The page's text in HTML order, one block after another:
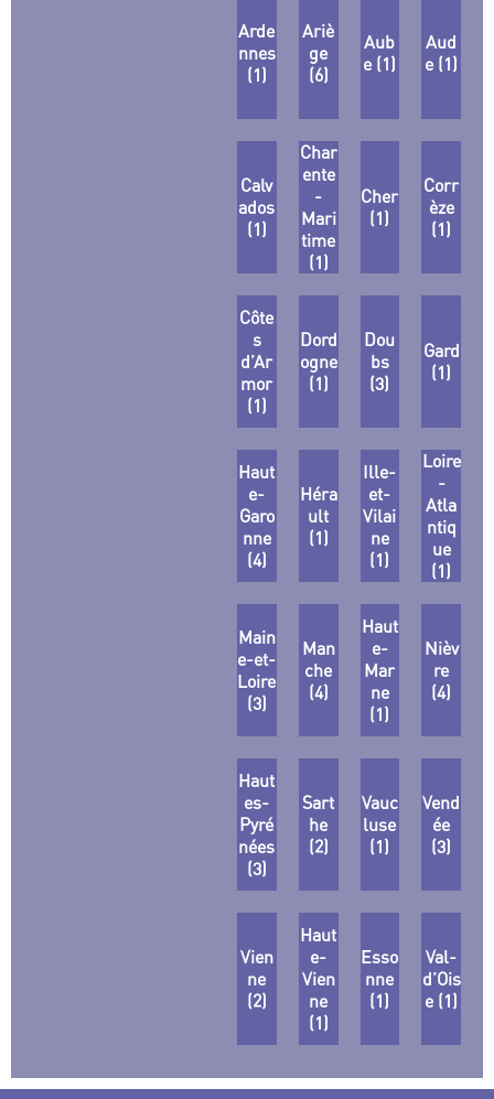
Arde
nnes
(1)
Ariè
ge
(6)
Aub
e (1)
Aud
e (1)
Calv
ados
(1)
Char
ente
-
Mari
time
(1)
Cher
(1)
Corr
èze
(1)
Côte
s
d’Ar
mor
(1)
Dord
ogne
(1)
Dou
bs
(3)
Gard
(1)
Haut
e-
Garo
nne
(4)
Héra
ult
(1)
Ille-
et-
Vilai
ne
(1)
Loire
-
Atla
ntiq
ue
(1)
Main
e-et-
Loire
(3)
Man
che
(4)
Haut
e-
Mar
ne
(1)
Nièv
re
(4)
Haut
es-
Pyré
nées
(3)
Sart
he
(2)
Vauc
luse
(1)
Vend
ée
(3)
Vien
ne
(2)
Haut
e-
Vien
ne
(1)
Esso
nne
(1)
Val-
d’Ois
e (1)